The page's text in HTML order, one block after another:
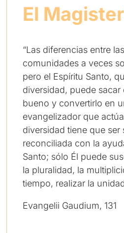
El
“Las diferencias entre
comunidades a veces
pero el Espíritu Santo,
diversidad, puede sacar
bueno y convertirlo en
evangelizador que
diversidad tiene que ser
reconciliada con la
Santo; sólo Él puede
la pluralidad, la
tiempo, realizar la
Evangelii Gaudium, 131